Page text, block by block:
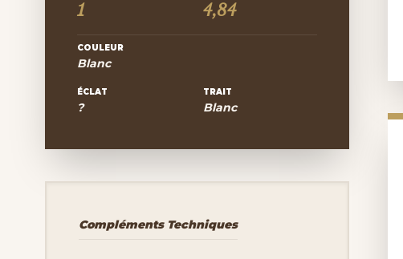
1 4,84
COULEUR
Blanc
ÉCLAT
?
TRAIT
Blanc
Compléments Techniques